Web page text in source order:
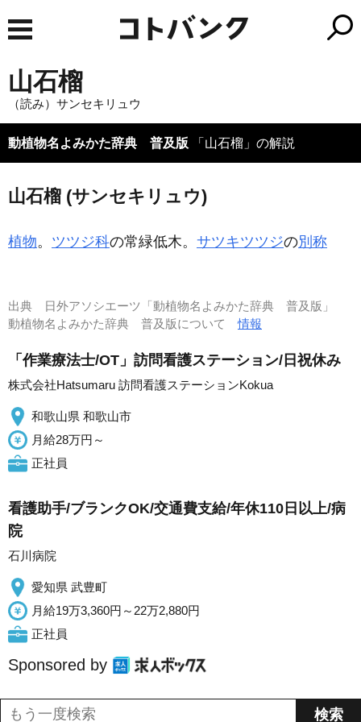
山石榴
（読み）サンセキリュウ
動植物名よみかた辞典 普及版 「山石榴」の解説
山石榴 (サンセキリュウ)
植物。 ツツジ科の常緑低木。 サツキツツジの別称
出典
日外アソシエーツ「動植物名よみかた辞典 普及版」
動植物名よみかた辞典 普及版について情報
「作業療法士/OT」訪問看護ステーション/日祝休み
株式会社Hatsumaru 訪問看護ステーションKokua
和歌山県 和歌山市
月給28万円～
正社員
看護助手/ブランクOK/交通費支給/年休110日以上/病
院
石川病院
愛知県 武豊町
月給19万3,360円～22万2,880円
正社員
Sponsored by